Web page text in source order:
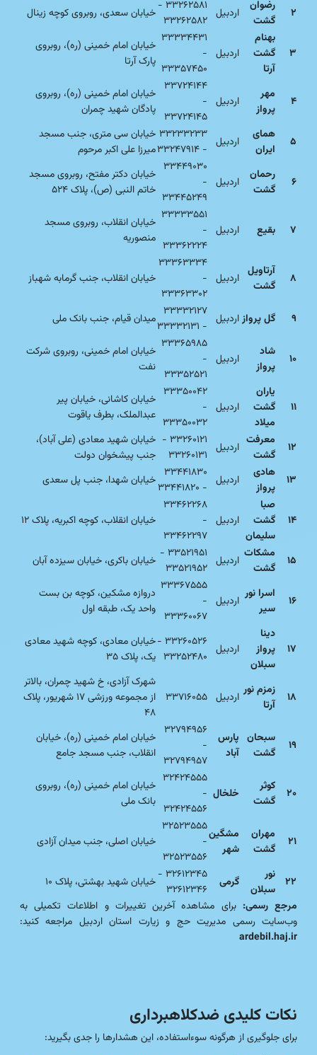
۲
رضوان
گشت
اردبیل
۳۳۲۶۲۵۸۱ -
۳۳۲۶۲۵۸۲ خیابان سعدی، روبروی کوچه زینال
۳
بهنام
گشت
آرتا
اردبیل
۳۳۳۳۴۴۳۱
-
۳۳۳۵۷۴۵۰
خیابان امام خمینی (ره)، روبروی
پارک آرتا
۴
مهر
پرواز
اردبیل
۳۳۷۲۴۱۴۴
-
۳۳۷۲۴۱۴۵
خیابان امام خمینی (ره)، روبروی
پادگان شهید چمران
۵
همای
ایران
اردبیل ۳۳۲۳۳۲۳۳
- ۳۳۲۴۷۹۱۴
خیابان سی متری، جنب مسجد
میرزا علی اکبر مرحوم
۶
رحمان
گشت
اردبیل
۳۳۴۴۹۰۳۰
-
۳۳۴۴۵۲۴۹
خیابان دکتر مفتح، روبروی مسجد
خاتم النبی (ص)، پلاک ۵۲۴
۷ بقیع اردبیل
۳۳۳۳۳۵۵۱
-
۳۳۳۶۲۲۲۴
خیابان انقلاب، روبروی مسجد
منصوریه
۸
آرتاویل
گشت
اردبیل
۳۳۳۶۳۳۳۴
-
۳۳۳۶۳۳۰۲
خیابان انقلاب، جنب گرمابه شهباز
۹ گل پروازاردبیل ۳۳۳۳۲۱۲۷
- ۳۳۳۳۲۱۳۱
میدان قیام، جنب بانک ملی
۱۰
شاد
پرواز
اردبیل
۳۳۳۶۵۹۸۵
-
۳۳۳۵۲۵۲۱
خیابان امام خمینی، روبروی شرکت
نفت
۱۱
یاران
گشت
میلاد
اردبیل
۳۳۳۵۰۰۴۲
-
۳۳۳۵۰۰۳۲
خیابان کاشانی، خیابان پیر
عبدالملک، بطرف یاقوت
۱۲
معرفت
گشت
اردبیل
۳۳۲۶۰۱۲۱ -
۳۳۲۶۰۱۳۱
خیابان شهید معادی (علی آباد)،
جنب پیشخوان دولت
۱۳
هادی
پرواز
اردبیل ۳۳۴۴۱۸۳۰
- ۳۳۴۴۱۸۲۰
خیابان شهدا، جنب پل سعدی
۱۴
صبا
گشت
سلیمان
اردبیل
۳۳۴۶۲۲۶۸
-
۳۳۴۶۲۲۹۷
خیابان انقلاب، کوچه اکبریه، پلاک ۱۲
۱۵
مشکات
گشت
اردبیل
۳۳۵۲۱۹۵۱ -
۳۳۵۲۱۹۵۲
خیابان باکری، خیابان سیزده آبان
۱۶
اسرا نور
سیر
اردبیل
۳۳۳۶۷۵۵۵
-
۳۳۳۶۰۰۶۷
دروازه مشکین، کوچه بن بست
واحد یک، طبقه اول
۱۷
دینا
پرواز
سبلان
اردبیل
۳۳۲۶۰۵۲۶ -
۳۳۲۵۲۴۸۰
خیابان معادی، کوچه شهید معادی
یک، پلاک ۳۵
۱۸
زمزم نور
آرتا
اردبیل ۳۳۷۱۶۰۵۵
شهرک آزادی، خ شهید چمران، بالاتر
از مجموعه ورزشی ۱۷ شهریور، پلاک
۴۸
۱۹
سبحان
گشت
پارس
آباد
۳۲۷۹۴۹۵۶
-
۳۲۷۹۴۹۵۷
خیابان امام خمینی (ره)، خیابان
انقلاب، جنب مسجد جامع
۲۰
کوثر
گشت
خلخال
۳۲۴۲۴۵۵۵
-
۳۲۴۲۴۵۵۶
خیابان امام خمینی (ره)، روبروی
بانک ملی
۲۱
مهران
گشت
مشگین
شهر
۳۲۵۲۳۵۵۵
-
۳۲۵۲۳۵۵۶
خیابان اصلی، جنب میدان آزادی
۲۲
نور
سبلان
گرمی
۳۲۶۱۲۳۴۵ -
۳۲۶۱۲۳۴۶
خیابان شهید بهشتی، پلاک ۱۰
مرجع رسمی: برای مشاهده آخرین تغییرات و اطلاعات تکمیلی به
وب‌سایت رسمی مدیریت حج و زیارت استان اردبیل مراجعه کنید:
ardebil.haj.ir
نکات کلیدی ضدکلاهبرداری
برای جلوگیری از هرگونه سوءاستفاده، این هشدارها را جدی بگیرید: